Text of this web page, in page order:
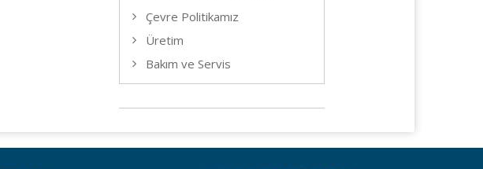
Çevre Politikamız
Üretim
Bakım ve Servis